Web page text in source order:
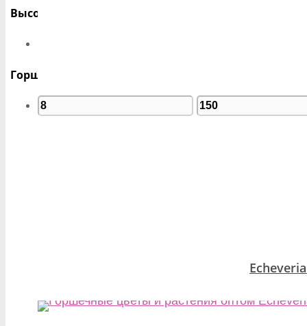
Высота – см
Горшок – Øсм